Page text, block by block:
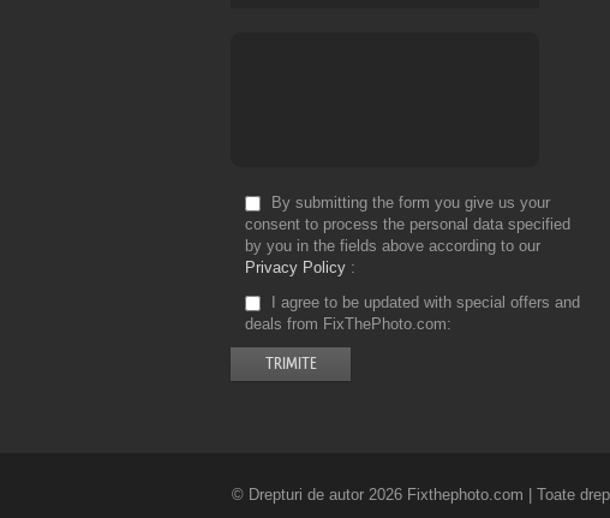
By submitting the form you give us your
consent to process the personal data specified
by you in the fields above according to our
Privacy Policy
I agree to be updated with special offers and
deals from FixThePhoto.com
© Drepturi de autor 2026 Fixthephoto.com | Toate